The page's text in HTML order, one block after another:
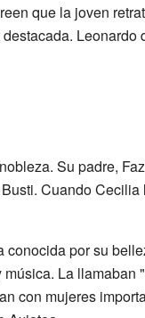
que la joven
Su padre,
Cuando
conocida por su
música. La llamaban
con mujeres